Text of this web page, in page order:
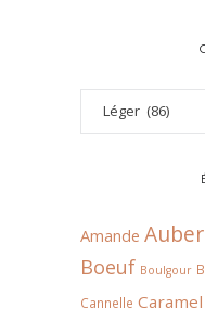
Amande
Boeuf Boulgour
Cannelle Caramel